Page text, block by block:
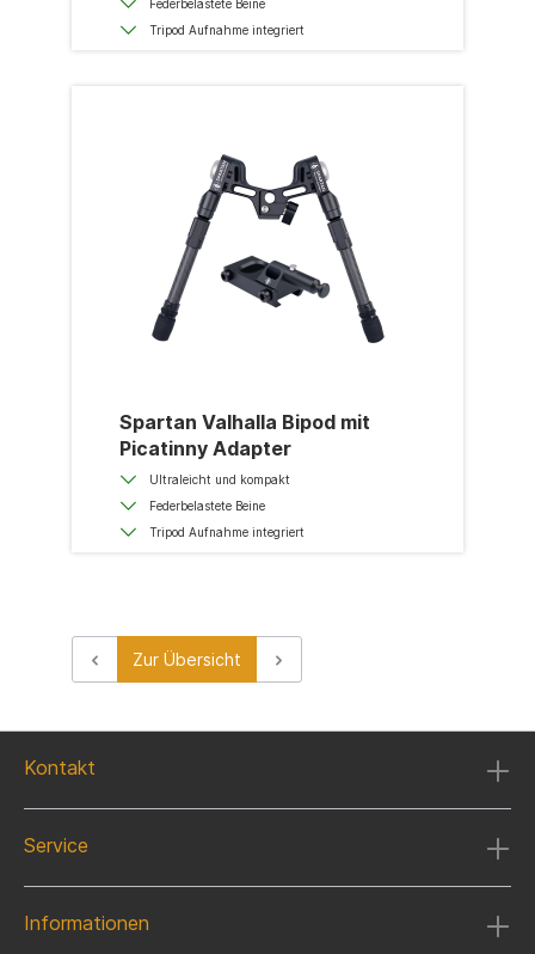
Federbelastete Beine
Tripod Aufnahme integriert
Spartan Valhalla Bipod mit
Picatinny Adapter
Ultraleicht und kompakt
Federbelastete Beine
Tripod Aufnahme integriert
Zur Übersicht
Kontakt
Service
Informationen